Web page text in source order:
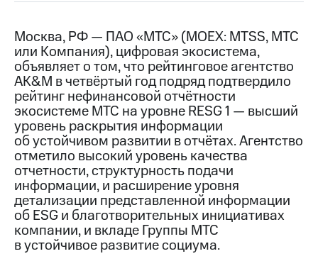
Медиа-центр
Пресс-
релизы
МТС
о технологиях
Достижения
Интервью
Финансовая
отчетность
Контакты
Новости
Москва, РФ — ПАО «МТС» (MOEX: MTSS, МТС
или Компания), цифровая экосистема,
объявляет о том, что рейтинговое агентство
AK&M в четвёртый год подряд подтвердило
рейтинг нефинансовой отчётности
экосистеме МТС на уровне RESG 1 — высший
уровень раскрытия информации
об устойчивом развитии в отчётах. Агентство
отметило высокий уровень качества
отчетности, структурность подачи
информации, и расширение уровня
детализации представленной информации
об ESG и благотворительных инициативах
компании, и вкладе Группы МТС
в устойчивое развитие социума.